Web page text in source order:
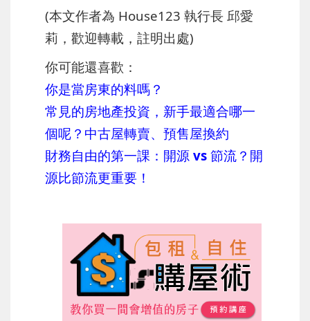
(本文作者為 House123 執行長 邱愛
莉，歡迎轉載，註明出處)
你可能還喜歡：
你是當房東的料嗎？
常見的房地產投資，新手最適合哪一
個呢？中古屋轉賣、預售屋換約
財務自由的第一課：開源 vs 節流？開
源比節流更重要！